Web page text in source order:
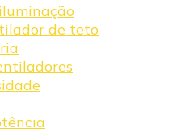
de teto